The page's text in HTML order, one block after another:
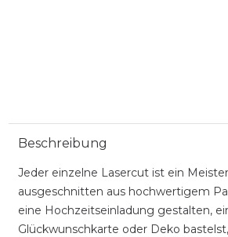
Beschreibung
Jeder einzelne Lasercut ist ein
ausgeschnitten aus hochwertigem
eine Hochzeitseinladung gestalten,
Glückwunschkarte oder Deko